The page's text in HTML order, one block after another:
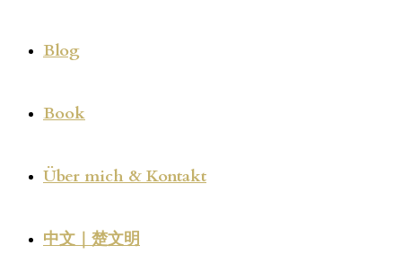
Blog
Book
Über mich & Kontakt
中文｜楚文明